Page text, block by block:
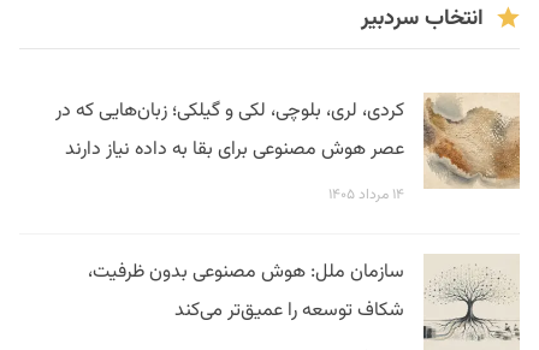
انتخاب سردبیر
کردی، لری، بلوچی، لکی و گیلکی؛ زبان‌هایی که در
عصر هوش مصنوعی برای بقا به داده نیاز دارند
۱۴ مرداد ۱۴۰۵
سازمان ملل: هوش مصنوعی بدون ظرفیت،
شکاف توسعه را عمیق‌تر می‌کند